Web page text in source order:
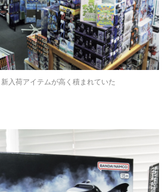
入荷アイテムが高く積まれていた